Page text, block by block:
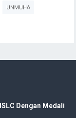
UNMUHA
Dengan Medali